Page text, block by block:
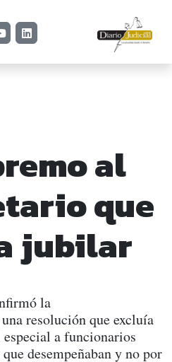
al
que
jubilar
la
resolución que excluía
a funcionarios
desempeñaban y no por